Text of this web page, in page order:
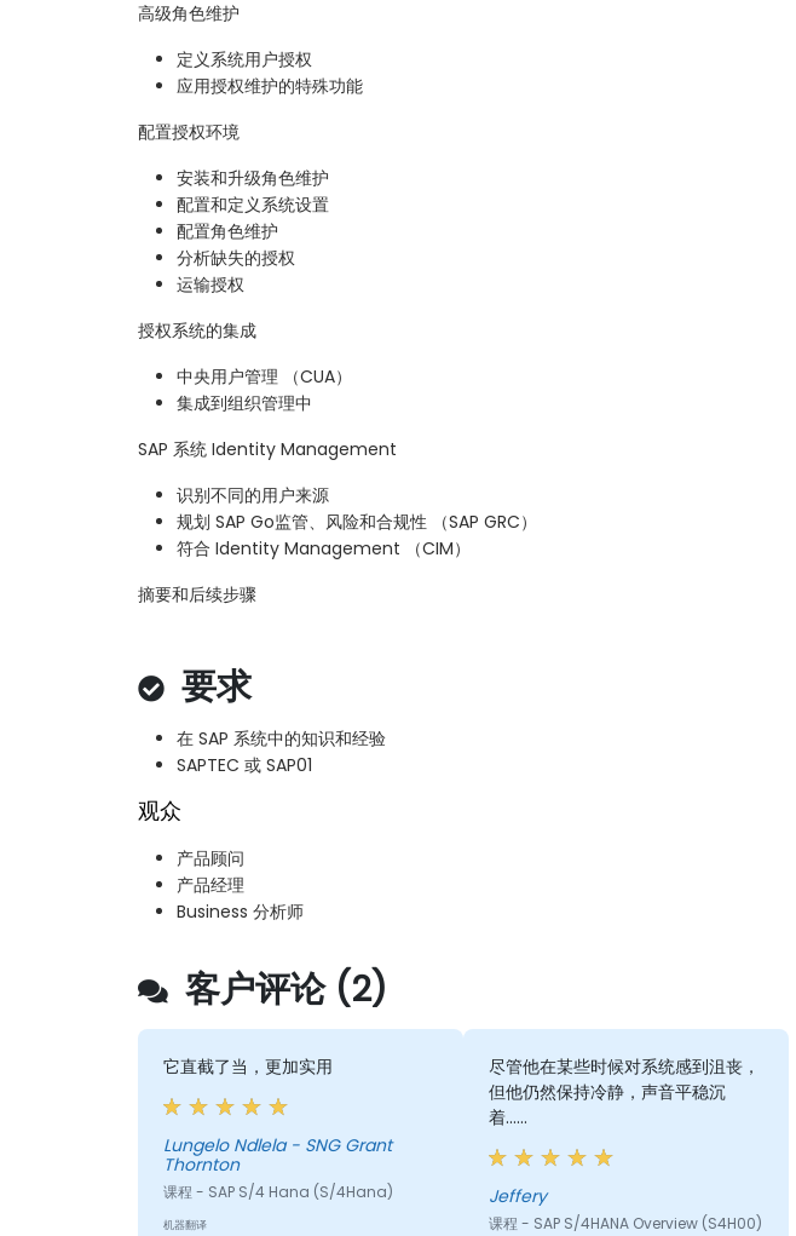
高级角色维护
定义系统用户授权
应用授权维护的特殊功能
配置授权环境
安装和升级角色维护
配置和定义系统设置
配置角色维护
分析缺失的授权
运输授权
授权系统的集成
中央用户管理 （CUA）
集成到组织管理中
SAP 系统 Identity Management
识别不同的用户来源
规划 SAP Go监管、风险和合规性 （SAP GRC）
符合 Identity Management （CIM）
摘要和后续步骤
要求
在 SAP 系统中的知识和经验
SAPTEC 或 SAP01
观众
产品顾问
产品经理
Business 分析师
客户评论 (2)
它直截了当，更加实用
Lungelo Ndlela - SNG Grant
Thornton
课程 - SAP S/4 Hana (S/4Hana)
机器翻译
尽管他在某些时候对系统感到沮丧，
但他仍然保持冷静，声音平稳沉
着……
Jeffery
课程 - SAP S/4HANA Overview (S4H00)